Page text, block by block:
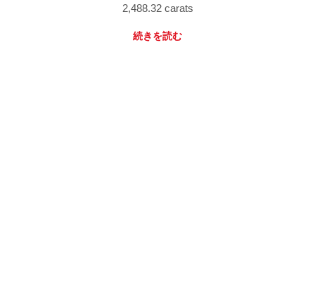
2,488.32 carats
続きを読む